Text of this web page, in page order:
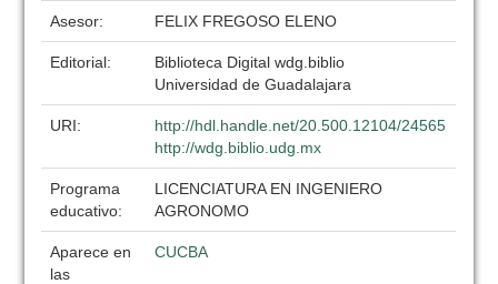
Asesor: FELIX FREGOSO ELENO
Editorial:
Biblioteca Digital wdg.biblio
Universidad de Guadalajara
URI:
http://hdl.handle.net/20.500.12104/24565
http://wdg.biblio.udg.mx
Programa
educativo:
LICENCIATURA EN INGENIERO
AGRONOMO
Aparece en
las
CUCBA